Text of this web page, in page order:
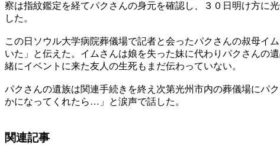
察は指紋鑑定を経てパクさんの身元を確認し、３０日明け方に
した。
この日ソウル大学病院葬儀場で記者と会ったパクさんの叔母イ
いた」と伝えた。イムさんは娘を失った妹に代わりパクさんの
緒にイベントに来た友人の生死もまだ伝わっていない。
パクさんの遺族は関連手続きを終え次第光州市内の葬儀場にパ
かになってくれたら…」と涙声で話した。
関連記事